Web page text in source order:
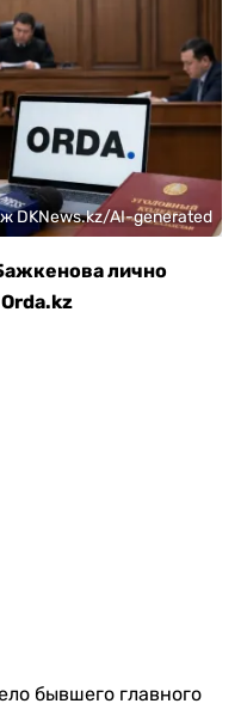
DKNews.kz/AI-generated
лично
бывшего главного